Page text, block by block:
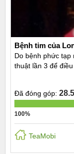
Bệnh tim của
Do bệnh phức tạp
thuật lần 3 để điều
Đã đóng góp:
100%
TeaMobi